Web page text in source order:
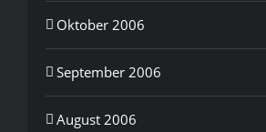
Oktober 2006
September 2006
August 2006